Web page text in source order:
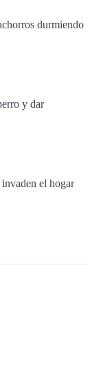
durmiendo
y dar
el hogar